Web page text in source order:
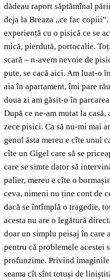
dădeau raport săptămînal
deja la Breaza „ce fac
experiență cu o pisică ce se
mică, pierdută, portocalie.
scară – n-avem nevoie de
pute, se cacă aici. Am luat-o
aia în apartament, îmi pare
doua zi am găsit-o în
După ce ne-am mutat la
zece pisici. Ca să nu-mi mai
genul ăsta mereu e cîte unul
cîte un Gigel care să se
care se simte dator să
palier, mereu e cîte o
ceva, nimeni nu ține cont de
dacă se întîmplă o tragedie,
acesta nu are o legătură
doar un simplu peisaj în care
pentru că problemele acestei
profunzime. Privind
seama cît sînt totuși de